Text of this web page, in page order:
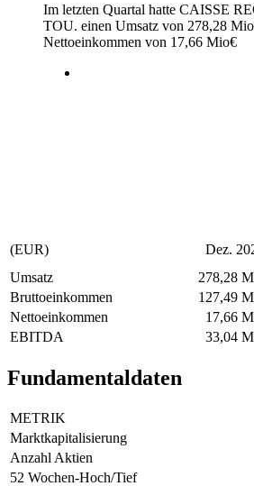
Im letzten Quartal hatte CAISSE
TOU. einen Umsatz von 278,28 Mio
Nettoeinkommen von 17,66 Mio€
(EUR) Dez.
Umsatz
278,28
Bruttoeinkommen
127,49
Nettoeinkommen
17,66
EBITDA
33,04
Fundamentaldaten
METRIK
Marktkapitalisierung
Anzahl Aktien
52 Wochen-Hoch/Tief